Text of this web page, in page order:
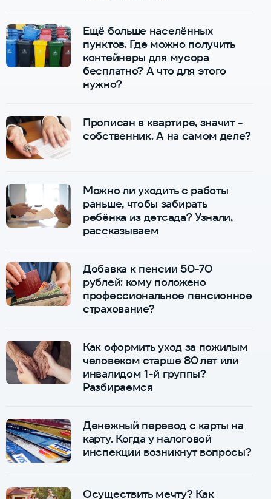
Ещё больше населённых
пунктов. Где можно получить
контейнеры для мусора
бесплатно? А что для этого
нужно?
Прописан в квартире, значит -
собственник. А на самом деле?
Можно ли уходить с работы
раньше, чтобы забирать
ребёнка из детсада? Узнали,
рассказываем
Добавка к пенсии 50-70
рублей: кому положено
профессиональное пенсионное
страхование?
Как оформить уход за пожилым
человеком старше 80 лет или
инвалидом 1-й группы?
Разбираемся
Денежный перевод с карты на
карту. Когда у налоговой
инспекции возникнут вопросы?
Осуществить мечту? Как